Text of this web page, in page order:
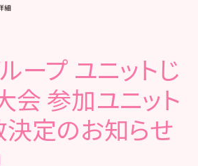
細
ープ ユニットじ
会 参加ユニット
定のお知らせ